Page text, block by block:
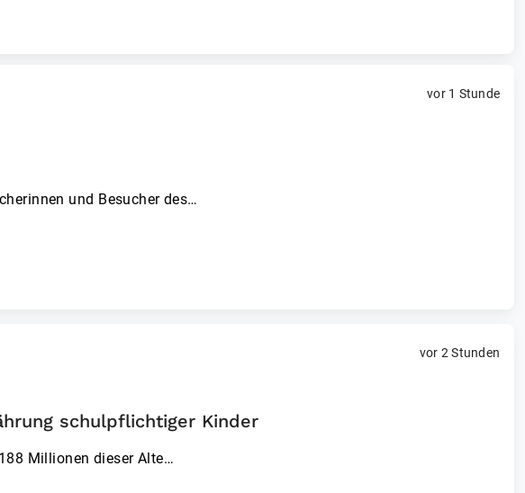
vor 1 Stunde
und Besucher des…
vor 2 Stunden
schulpflichtiger Kinder
Millionen dieser Alte…